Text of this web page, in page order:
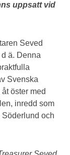
uppsatt vid
Seved
ä. Denna
Svenska
öster med
inredd som
Söderlund och